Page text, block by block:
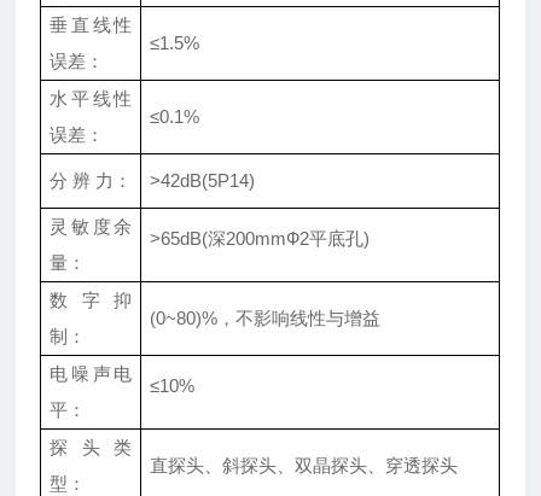
垂直线性
误差：
≤1.5%
水平线性
误差：
≤0.1%
分 辨 力： >42dB(5P14)
灵敏度余
量：
>65dB(深200mmФ2平底孔)
数字抑
制：
(0~80)% ，不影响线性与增益
电噪声电
平：
≤10%
探头类
型：
直探头、斜探头、双晶探头、穿透探头